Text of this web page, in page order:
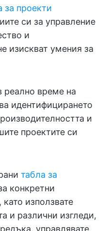
за проекти
си за управление
и
изискват умения за
реално време на
идентифицирането
и
проектите си
табла за
конкретни
използвате
и различни изгледи,
управлявате